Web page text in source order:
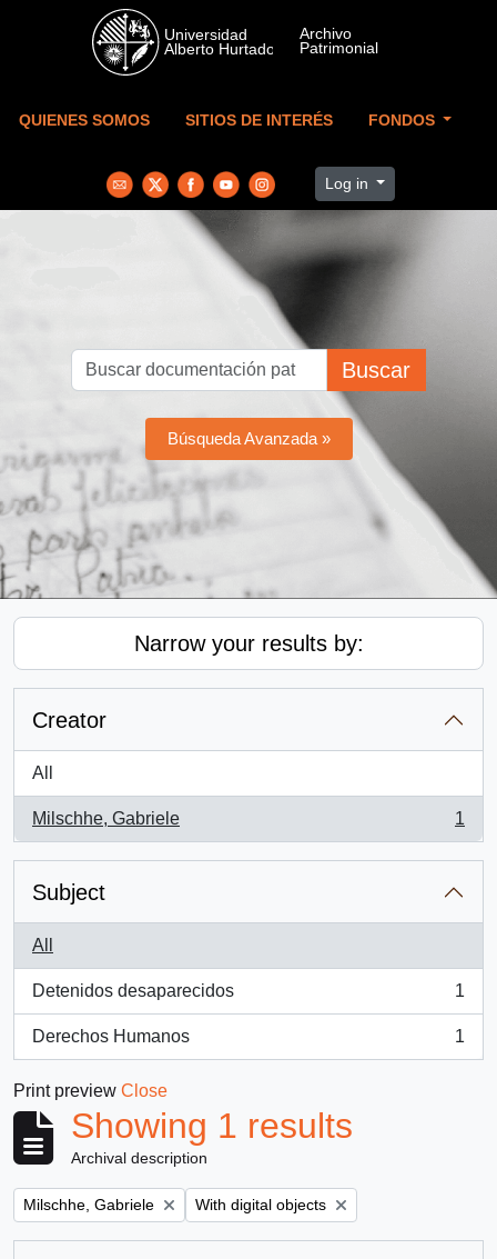
Skip to main content
QUIENES SOMOS SITIOS DE INTERÉS FONDOS
Log in
Buscar
Búsqueda Avanzada »
Narrow your results by:
Creator
All
Milschhe, Gabriele
, 1 results
1
Subject
All
Detenidos desaparecidos
, 1 results
1
Derechos Humanos
, 1 results
1
Print preview Close
Showing 1 results
Archival description
Remove filter:
Milschhe, Gabriele Remove filter:
With digital objects